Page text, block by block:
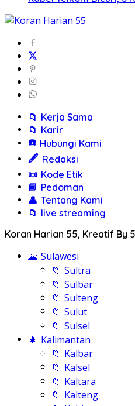
📁 Kerja Sama
📁 Karir
☎️ Hubungi Kami
🖋️ Redaksi
📜 Kode Etik
📘 Pedoman
👤 Tentang Kami
📁 live streaming
Koran Harian 55, Kreatif By
🌋 Sulawesi
📁 Sultra
📁 Sulbar
📁 Sulteng
📁 Sulut
📁 Sulsel
🌲 Kalimantan
📁 Kalbar
📁 Kalsel
📁 Kaltara
📁 Kalteng